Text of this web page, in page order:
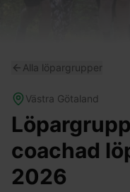
Alla löpargrupper
Västra Götaland
coachad
2026